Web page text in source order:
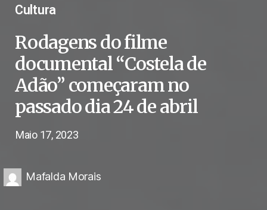
Cultura
Rodagens do filme
documental “Costela de
Adão” começaram no
passado dia 24 de abril
Maio 17, 2023
Mafalda Morais